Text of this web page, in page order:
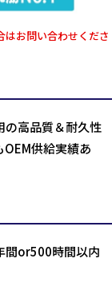
はお問い合わせくださ
の高品質＆耐久性
供給実績あ
間or500時間以内